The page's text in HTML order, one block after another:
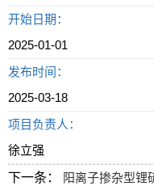
开始日期：
2025-01-01
发布时间：
2025-03-18
项目负责人：
徐立强
下一条：
阳离子掺杂型锂